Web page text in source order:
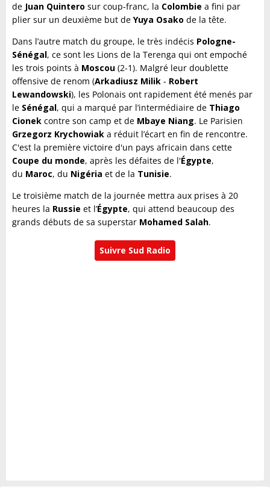
de Juan Quintero sur coup-franc, la Colombie a fini par
plier sur un deuxième but de Yuya Osako de la tête.
Dans l’autre match du groupe, le très indécis Pologne-
Sénégal, ce sont les Lions de la Terenga qui ont empoché
les trois points à Moscou (2-1). Malgré leur doublette
offensive de renom (Arkadiusz Milik - Robert
Lewandowski), les Polonais ont rapidement été menés par
le Sénégal, qui a marqué par l’intermédiaire de Thiago
Cionek contre son camp et de Mbaye Niang. Le Parisien
Grzegorz Krychowiak a réduit l’écart en fin de rencontre.
C'est la première victoire d'un pays africain dans cette
Coupe du monde, après les défaites de l'Égypte,
du Maroc, du Nigéria et de la Tunisie.
Le troisième match de la journée mettra aux prises à 20
heures la Russie et l’Égypte, qui attend beaucoup des
grands débuts de sa superstar Mohamed Salah.
Suivre Sud Radio